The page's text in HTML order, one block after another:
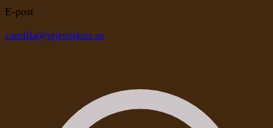
E-post
camilla@stjernsken.se